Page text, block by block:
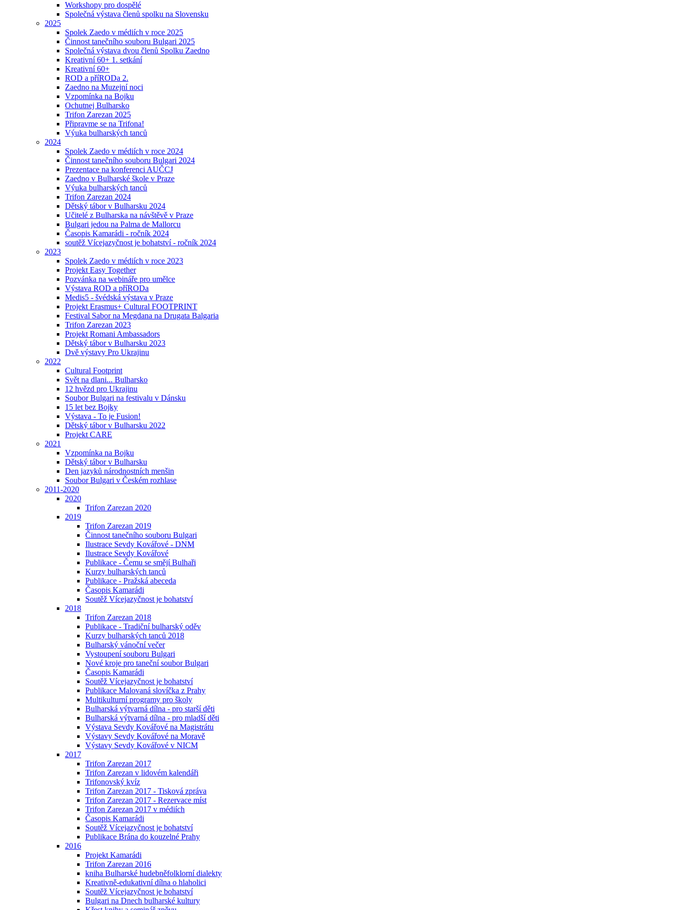
Workshopy pro dospělé
Společná výstava členů spolku na Slovensku
2025
Spolek Zaedo v médiích v roce 2025
Činnost tanečního souboru Bulgari 2025
Společná výstava dvou členů Spolku Zaedno
Kreativní 60+ 1. setkání
Kreativní 60+
ROD a příRODa 2.
Zaedno na Muzejní noci
Vzpomínka na Bojku
Ochutnej Bulharsko
Trifon Zarezan 2025
Připravme se na Trifona!
Výuka bulharských tanců
2024
Spolek Zaedo v médiích v roce 2024
Činnost tanečního souboru Bulgari 2024
Prezentace na konferenci AUČCJ
Zaedno v Bulharské škole v Praze
Výuka bulharských tanců
Trifon Zarezan 2024
Dětský tábor v Bulharsku 2024
Učitelé z Bulharska na návštěvě v Praze
Bulgari jedou na Palma de Mallorcu
Časopis Kamarádi - ročník 2024
soutěž Vícejazyčnost je bohatství - ročník 2024
2023
Spolek Zaedo v médiích v roce 2023
Projekt Easy Together
Pozvánka na webináře pro umělce
Výstava ROD a příRODa
Medis5 - švédská výstava v Praze
Projekt Erasmus+ Cultural FOOTPRINT
Festival Sabor na Megdana na Drugata Balgaria
Trifon Zarezan 2023
Projekt Romani Ambassadors
Dětský tábor v Bulharsku 2023
Dvě výstavy Pro Ukrajinu
2022
Cultural Footprint
Svět na dlani... Bulharsko
12 hvězd pro Ukrajinu
Soubor Bulgari na festivalu v Dánsku
15 let bez Bojky
Výstava - To je Fusion!
Dětský tábor v Bulharsku 2022
Projekt CARE
2021
Vzpomínka na Bojku
Dětský tábor v Bulharsku
Den jazyků národnostních menšin
Soubor Bulgari v Českém rozhlase
2011-2020
2020
Trifon Zarezan 2020
2019
Trifon Zarezan 2019
Činnost tanečního souboru Bulgari
Ilustrace Sevdy Kovářové - DNM
Ilustrace Sevdy Kovářové
Publikace - Čemu se smějí Bulhaři
Kurzy bulharských tanců
Publikace - Pražská abeceda
Časopis Kamarádi
Soutěž Vícejazyčnost je bohatství
2018
Trifon Zarezan 2018
Publikace - Tradiční bulharský oděv
Kurzy bulharských tanců 2018
Bulharský vánoční večer
Vystoupení souboru Bulgari
Nové kroje pro taneční soubor Bulgari
Časopis Kamarádi
Soutěž Vícejazyčnost je bohatství
Publikace Malovaná slovíčka z Prahy
Multikulturní programy pro školy
Bulharská výtvarná dílna - pro starší děti
Bulharská výtvarná dílna - pro mladší děti
Výstava Sevdy Kovářové na Magistrátu
Výstavy Sevdy Kovářové na Moravě
Výstavy Sevdy Kovářové v NICM
2017
Trifon Zarezan 2017
Trifon Zarezan v lidovém kalendáři
Trifonovský kvíz
Trifon Zarezan 2017 - Tisková zpráva
Trifon Zarezan 2017 - Rezervace míst
Trifon Zarezan 2017 v médiích
Časopis Kamarádi
Soutěž Vícejazyčnost je bohatství
Publikace Brána do kouzelné Prahy
2016
Projekt Kamarádi
Trifon Zarezan 2016
kniha Bulharské hudebněfolklorní dialekty
Kreativně-edukativní dílna o hlaholici
Soutěž Vícejazyčnost je bohatství
Bulgari na Dnech bulharské kultury